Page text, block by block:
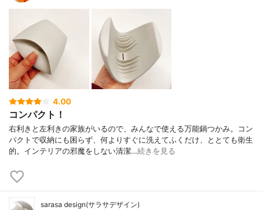
4.00
コンパクト！
右利きと左利きの家族がいるので、みんなで使える万能鍋つかみ。コン
パクトで収納にも困らず、何よりすぐに洗えてふくだけ、ととても衛生
的。インテリアの邪魔をしない清潔…続きを見る
sarasa design(サラサデザイン)